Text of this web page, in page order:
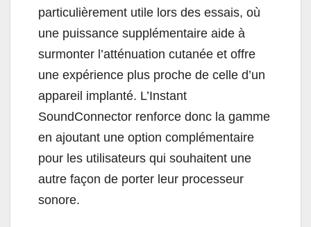
particulièrement utile lors des essais, où
une puissance supplémentaire aide à
surmonter l’atténuation cutanée et offre
une expérience plus proche de celle d’un
appareil implanté. L’Instant
SoundConnector renforce donc la gamme
en ajoutant une option complémentaire
pour les utilisateurs qui souhaitent une
autre façon de porter leur processeur
sonore.